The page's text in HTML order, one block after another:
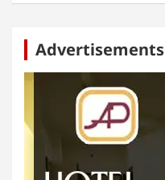
Advertisements